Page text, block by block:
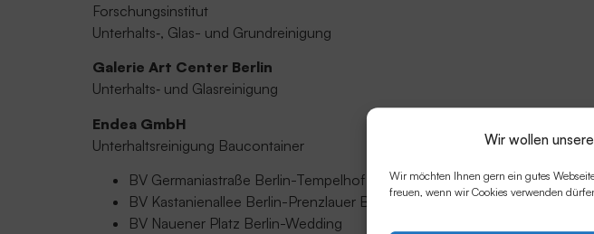
Wir wollen
Wir möchten Ihnen gern ein gutes
freuen, wenn wir Cookies verwenden
Forschungsinstitut
Unterhalts‑, Glas- und Grundreinigung
Galerie Art Center Berlin
Unterhalts‑ und Glasreinigung
Endea GmbH
Unterhaltsreinigung Baucontainer
BV Germaniastraße Berlin-Tempelhof
BV Kastanienallee Berlin-Prenzlauer Berg
BV Nauener Platz Berlin-Wedding